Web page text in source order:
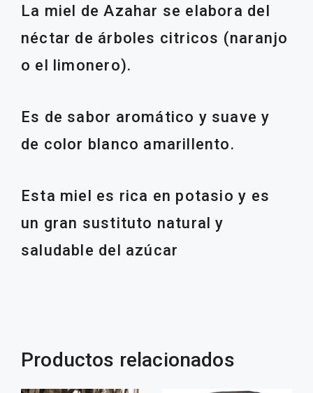
La miel de Azahar se elabora del
néctar de árboles citricos (naranjo
o el limonero).
Es de sabor aromático y suave y
de color blanco amarillento.
Esta miel es rica en potasio y es
un gran sustituto natural y
saludable del azúcar
Productos relacionados